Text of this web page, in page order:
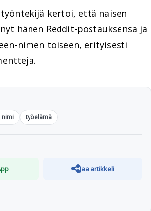
työntekijä kertoi, että naisen
hänen Reddit-postauksensa ja
nimen toiseen, erityisesti
nimi työelämä
Jaa artikkeli